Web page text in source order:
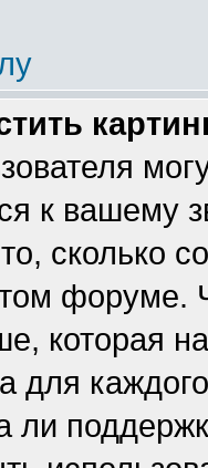
к вашему
сколько
форуме.
которая
для
ли